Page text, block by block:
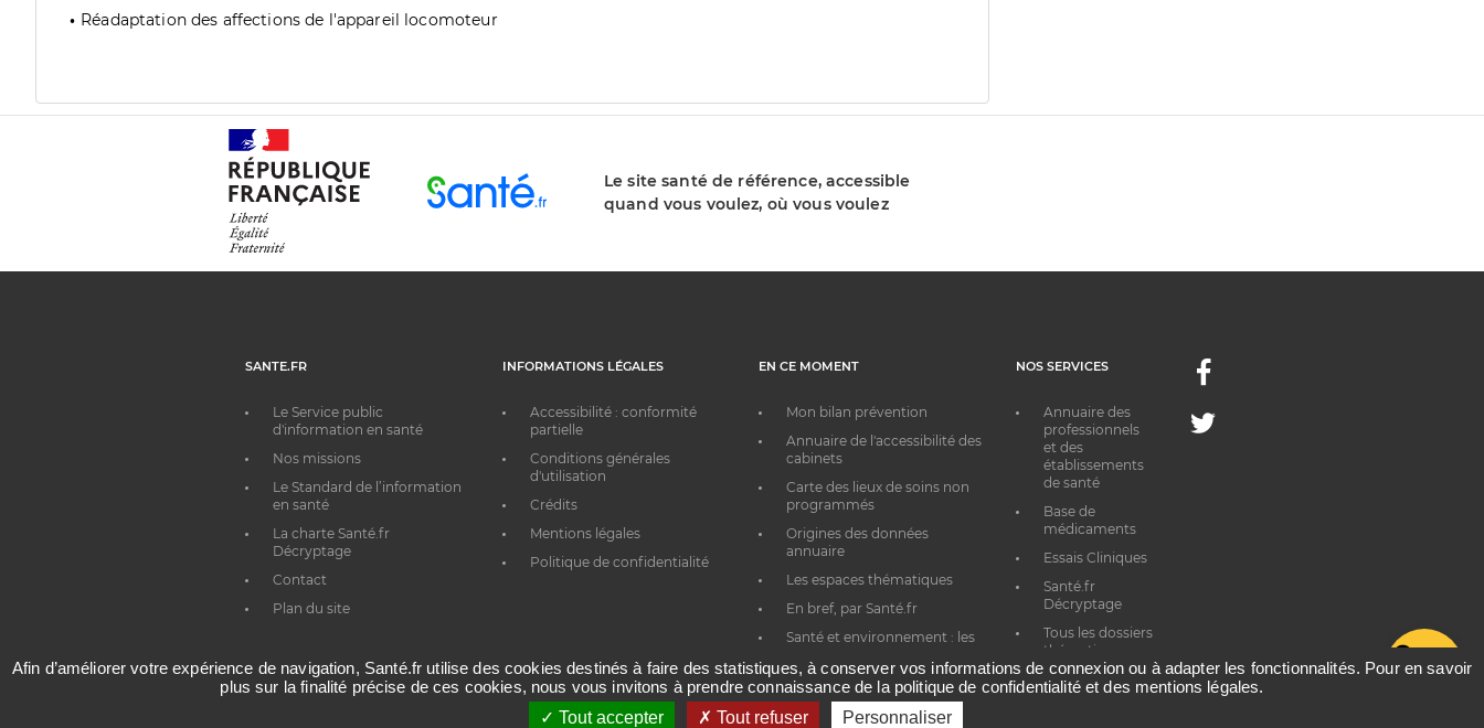
Réadaptation des affections de l'appareil locomoteur
Le site santé de référence, accessible
quand vous voulez, où vous voulez
SANTE.FR
Le Service public
d'information en santé
Nos missions
Le Standard de l’information
en santé
La charte Santé.fr
Décryptage
Contact
Plan du site
INFORMATIONS LÉGALES
Accessibilité : conformité
partielle
Conditions générales
d'utilisation
Crédits
Mentions légales
Politique de confidentialité
EN CE MOMENT
Mon bilan prévention
Annuaire de l'accessibilité des
cabinets
Carte des lieux de soins non
programmés
Origines des données
annuaire
Les espaces thématiques
En bref, par Santé.fr
Santé et environnement : les
NOS SERVICES
Annuaire des
professionnels
et des
établissements
de santé
Base de
médicaments
Essais Cliniques
Santé.fr
Décryptage
Tous les dossiers
thématiques
Facebook
Twitter
Afin d’améliorer votre expérience de navigation, Santé.fr utilise des cookies destinés à faire des statistiques, à conserver vos informations de connexion ou à adapter les fonctionnalités. Pour en savoir
plus sur la finalité précise de ces cookies, nous vous invitons à prendre connaissance de la politique de confidentialité et des mentions légales.
Tout accepter
Tout refuser Personnaliser